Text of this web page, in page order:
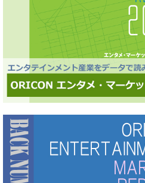
分野においても活用・アンケートモニターの意見を
し、メディア展開・ビジネス記事のエビデンスデー
データをoricon BiZ onlineに蓄積■様々なクライアン
いただいております■活用事例 ●アーティストの現